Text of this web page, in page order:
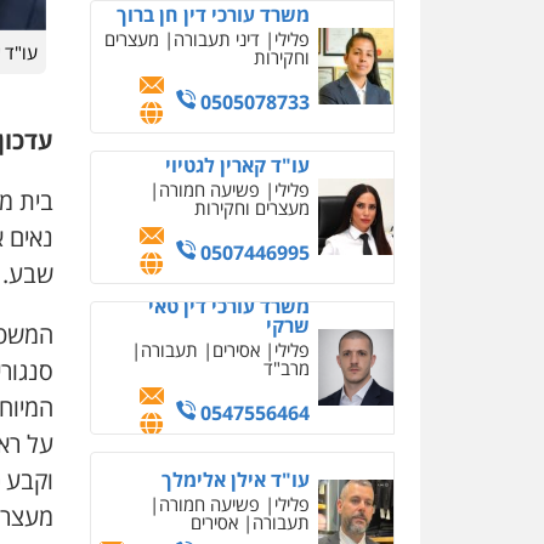
משרד עורכי דין חן ברוך
פלילי דיני תעבורה מעצרים
וחקירות
0505078733
עו"ד קארין לגטיוי
פלילי פשיעה חמורה
מעצרים וחקירות
0507446995
משרד עורכי דין טאי
שרקי
פלילי אסירים תעבורה
מרב"ד
0547556464
עו"ד אילן אלימלך
פלילי פשיעה חמורה
תעבורה אסירים
עו"ד
עדכון
שבע.
על